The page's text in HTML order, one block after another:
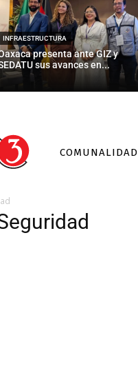
INFRAESTRUCTURA
presenta ante GIZ y
sus avances en...
COMUNALIDAD